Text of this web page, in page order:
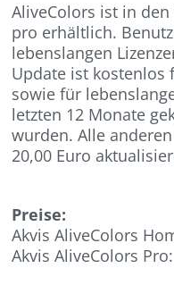
AliveColors ist in
pro erhältlich.
lebenslangen
Update ist kostenlos
sowie für
letzten 12 Monate
wurden. Alle
20,00 Euro
Preise:
Akvis AliveColors
Akvis AliveColors